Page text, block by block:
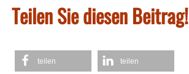
Teilen Sie diesen Beitrag!
teilen teilen